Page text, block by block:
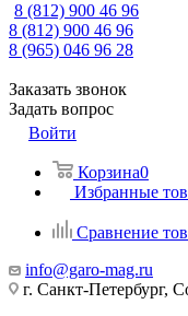
8 (812) 900 46 96
8 (812) 900 46 96
8 (965) 046 96 28
Заказать звонок
Задать вопрос
Войти
Корзина0
Избранные
Сравнение
info@garo-mag.ru
г. Санкт-Петербург,